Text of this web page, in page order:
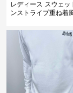
レディース スウェッ
ンストライプ重ね着